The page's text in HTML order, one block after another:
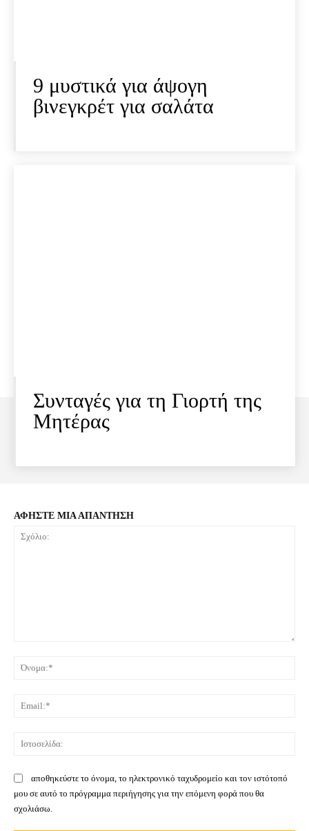
9 μυστικά για άψογη
βινεγκρέτ για σαλάτα
Συνταγές για τη Γιορτή της
Μητέρας
ΑΦΗΣΤΕ ΜΙΑ ΑΠΑΝΤΗΣΗ
αποθηκεύστε το όνομα, το ηλεκτρονικό ταχυδρομείο και τον ιστότοπό
μου σε αυτό το πρόγραμμα περιήγησης για την επόμενη φορά που θα
σχολιάσω.